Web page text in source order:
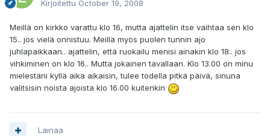
Kirjoitettu October 19, 2008
Meillä on kirkko varattu klo 16, mutta ajattelin itse vaihtaa sen klo
15.. jos vielä onnistuu. Meillä myös puolen tunnin ajo
juhlapaikkaan.. ajattelin, että ruokailu menisi ainakin klo 18.. jos
vihkiminen on klo 16.. Mutta jokainen tavallaan. Klo 13.00 on minu
mielestäni kyllä aika aikaisin, tulee todella pitkä päivä, sinuna
valitsisin noista ajoista klo 16.00 kuitenkin
Lainaa